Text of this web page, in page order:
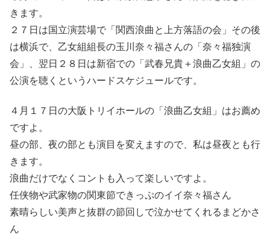
きます。
２７日は国立演芸場で「関西浪曲と上方落語の会」その後
は横浜で、乙女組組長の玉川奈々福さんの「奈々福独演
会」、翌日２８日は新宿での「武春兄貴＋浪曲乙女組」の
公演を聴くというハードスケジュールです。
４月１７日の大阪トリイホールの「浪曲乙女組」はお薦め
ですよ。
昼の部、夜の部とも演目を変えますので、私は昼夜とも行
きます。
浪曲だけでなくコントも入って楽しいですよ。
任侠物や武家物の関東節できっぷのイイ奈々福さん
素晴らしい美声と抜群の節回しで泣かせてくれるまどかさ
ん